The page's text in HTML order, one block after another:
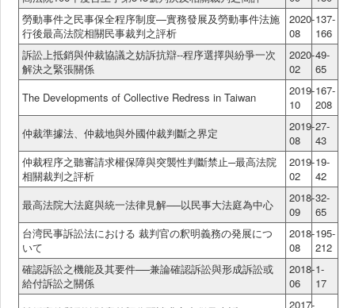
勞動事件之民事保全程序制度—實務發展及勞動事件法施
行後最高法院相關民事裁判之評析
2020-
08
137-
166
訴訟上抵銷與仲裁協議之妨訴抗辯--程序選擇與紛爭一次
解決之緊張關係
2020-
02
49-
65
The Developments of Collective Redress in Taiwan
2019-
10
167-
208
仲裁準據法、仲裁地與外國仲裁判斷之界定
2019-
08
27-
43
仲裁程序之聽審請求權保障與突襲性判斷禁止─最高法院
相關裁判之評析
2019-
02
19-
42
最高法院大法庭與統一法律見解──以民事大法庭為中心
2018-
09
32-
65
台湾民事訴訟法における 裁判官の釈明義務の発展につ
いて
2018-
08
195-
212
確認訴訟之機能及其要件──兼論確認訴訟與形成訴訟或
給付訴訟之關係
2018-
06
1-
17
2017-